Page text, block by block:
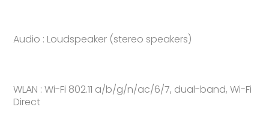
Audio : Loudspeaker (stereo speakers)
WLAN : Wi-Fi 802.11 a/b/g/n/ac/6/7, dual-band, Wi-Fi
Direct